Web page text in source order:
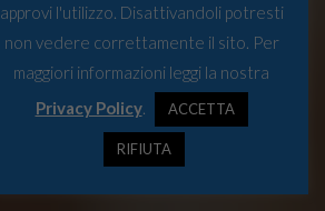
approvi l'utilizzo. Disattivandoli potresti
non vedere correttamente il sito. Per
maggiori informazioni leggi la nostra
Privacy Policy. ACCETTA
RIFIUTA